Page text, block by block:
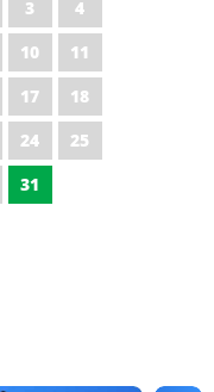
3
4
10
11
17
18
24
25
31